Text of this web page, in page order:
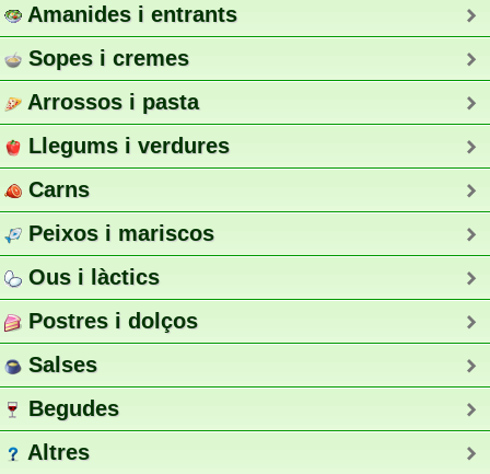
Amanides i entrants
Sopes i cremes
Arrossos i pasta
Llegums i verdures
Carns
Peixos i mariscos
Ous i làctics
Postres i dolços
Salses
Begudes
Altres